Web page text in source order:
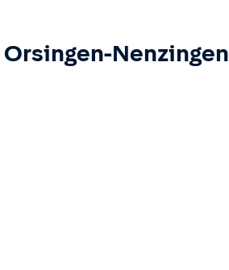
Orsingen-Nenzingen